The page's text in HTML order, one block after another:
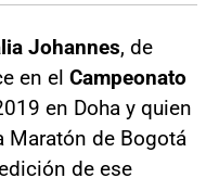
Johannes, de
en el Campeonato
en Doha y quien
Maratón de Bogotá
de ese